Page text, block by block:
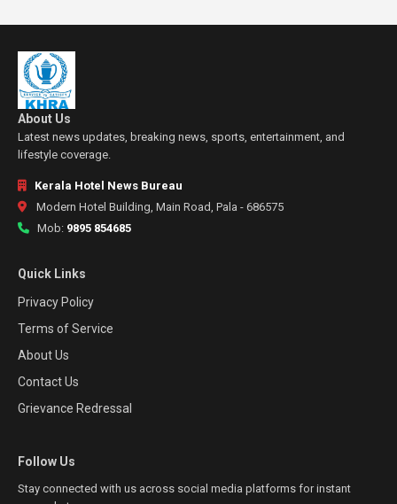
About Us
Latest news updates, breaking news, sports, entertainment, and
lifestyle coverage.
Kerala Hotel News Bureau
Modern Hotel Building, Main Road, Pala - 686575
Mob: 9895 854685
Quick Links
Privacy Policy
Terms of Service
About Us
Contact Us
Grievance Redressal
Follow Us
Stay connected with us across social media platforms for instant